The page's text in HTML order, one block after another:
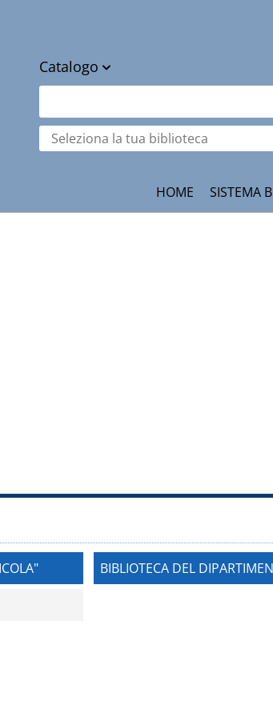
Catalogo
cambia
Seleziona
la
HOME SISTEMA
BIBLIOTECA DEL